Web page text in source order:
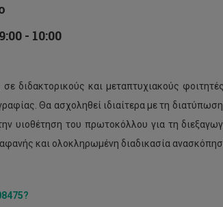
- 10:00
διδακτορικούς και μεταπτυχιακούς
Θα ασχοληθεί ιδιαίτερα με τη
υιοθέτηση του πρωτοκόλλου για τη
και ολοκληρωμένη διαδικασία